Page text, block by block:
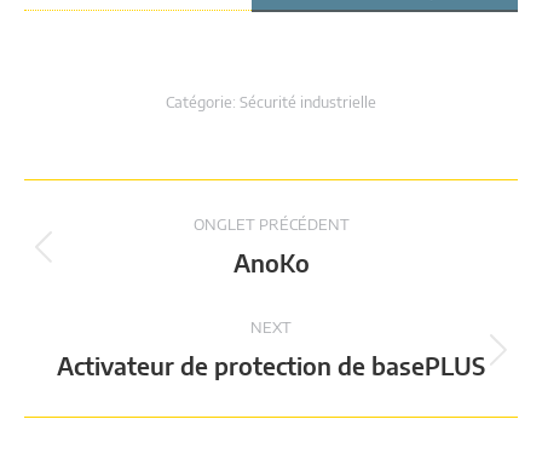
Catégorie: Sécurité industrielle
de
commentaires
ONGLET PRÉCÉDENT
Onglet
AnoKo
NEXT
Projets
Activateur de protection de basePLUS